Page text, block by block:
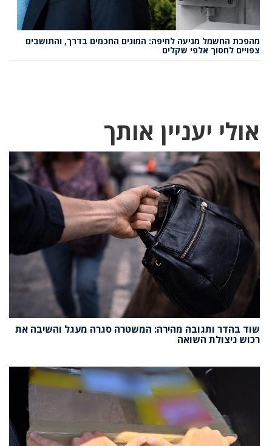
מהפכת החשמל מגיעה לחיפה: המונים החכמים בדרך, והתושבים
צפויים לחסוך אלפי שקלים
אולי יעניין אותך
שוד בהדר ותגובה מהירה: המשטרה סגרה מעגל והשיבה את
רכוש ניצולת השואה